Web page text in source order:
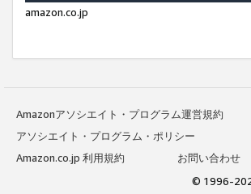
amazon.co.jp
Amazonアソシエイト・プログラム運営規約
アソシエイト・プログラム・ポリシー
Amazon.co.jp 利用規約
お問い合わせ
© 1996-